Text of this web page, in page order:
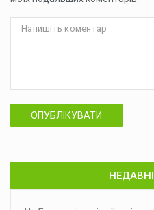
ОПУБЛІКУВАТИ